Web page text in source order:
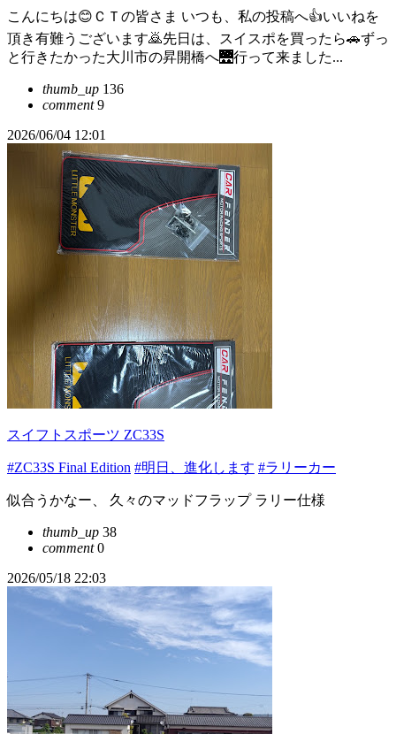
こんにちは😊ＣＴの皆さま いつも、私の投稿へ👍いいねを
頂き有難うございます🙇先日は、スイスポを買ったら🚗ずっ
と行きたかった大川市の昇開橋へ🌉行って来ました...
thumb_up 136
comment9
2026/06/04 12:01
スイフトスポーツ ZC33S
#ZC33S Final Edition #明日、進化します #ラリーカー
似合うかなー、 久々のマッドフラップ ラリー仕様
thumb_up 38
comment0
2026/05/18 22:03